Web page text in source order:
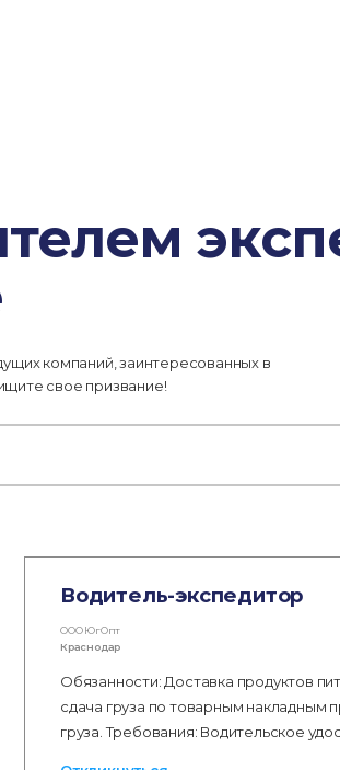
компаний, заинтересованных в
свое призвание!
Водитель-экспедитор
ООО ЮгОпт
Краснодар
Обязанности: Доставка продуктов
сдача груза по товарным накладным
груза. Требования: Водительское